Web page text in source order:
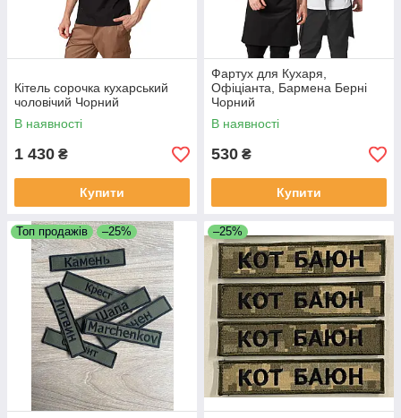
Кітель сорочка кухарський
чоловічий Чорний
В наявності
1 430 ₴
Купити
Фартух для Кухаря,
Офіціанта, Бармена Берні
Чорний
В наявності
530 ₴
Купити
Топ продажів –25% –25%